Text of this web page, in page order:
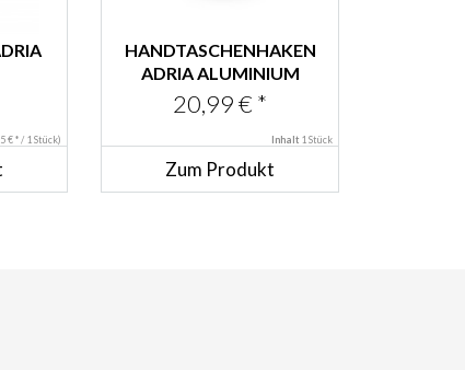
€ * / 1 Stück)
HANDTASCHENHAKEN
ADRIA ALUMINIUM
KURZ
20,99 € *
Inhalt 1 Stück
Zum Produkt